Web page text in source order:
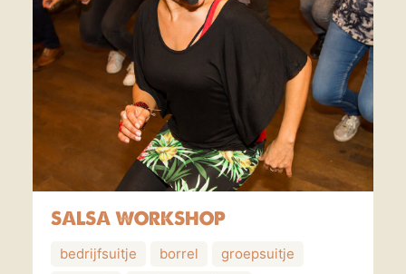
SALSA WORKSHOP
bedrijfsuitje borrel
groepsuitje